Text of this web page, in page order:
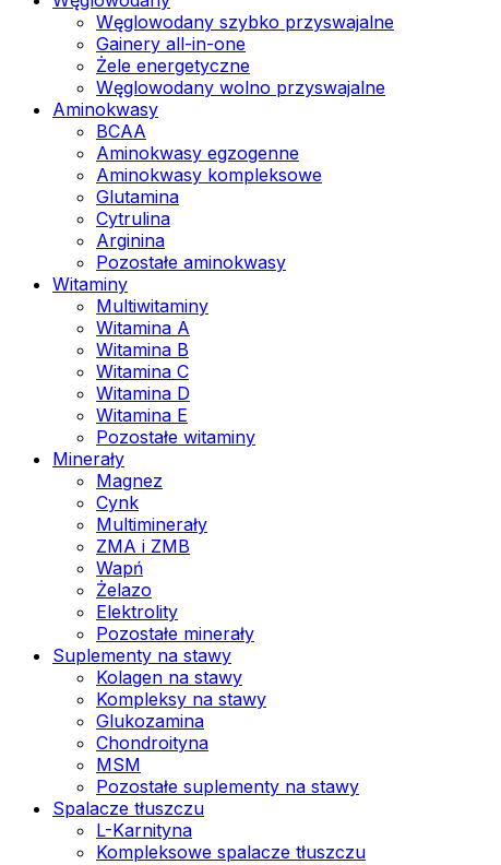
Węglowodany szybko przyswajalne
Gainery all-in-one
Żele energetyczne
Węglowodany wolno przyswajalne
Aminokwasy
BCAA
Aminokwasy egzogenne
Aminokwasy kompleksowe
Glutamina
Cytrulina
Arginina
Pozostałe aminokwasy
Witaminy
Multiwitaminy
Witamina A
Witamina B
Witamina C
Witamina D
Witamina E
Pozostałe witaminy
Minerały
Magnez
Cynk
Multiminerały
ZMA i ZMB
Wapń
Żelazo
Elektrolity
Pozostałe minerały
Suplementy na stawy
Kolagen na stawy
Kompleksy na stawy
Glukozamina
Chondroityna
MSM
Pozostałe suplementy na stawy
Spalacze tłuszczu
L-Karnityna
Kompleksowe spalacze tłuszczu